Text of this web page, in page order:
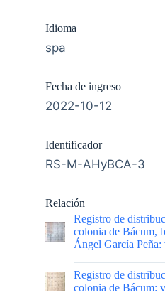
Idioma
spa
Fecha de ingreso
2022-10-12
Identificador
RS-M-AHyBCA-3
Relación
Registro de
colonia de Bácum,
Ángel García
|
Registro de
colonia de Bácum: